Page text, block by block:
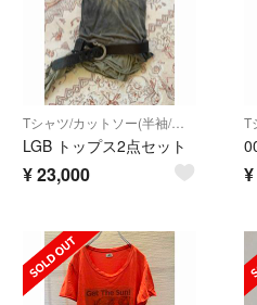
Tシャツ/カットソー(半袖/袖なし)
LGB トップス2点セット
¥23,000 ¥